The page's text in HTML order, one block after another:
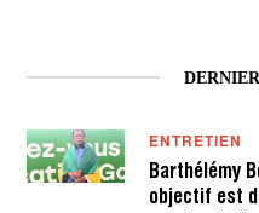
ENTRETIEN
Barthélémy
objectif est